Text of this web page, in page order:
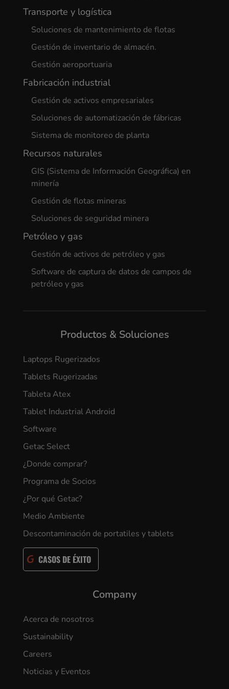
Transporte y logística
Soluciones de mantenimiento de flotas
Gestión de inventario de almacén.
Gestión aeroportuaria
Fabricación industrial
Gestión de activos empresariales
Soluciones de automatización de fábricas
Sistema de monitoreo de planta
Recursos naturales
GIS (Sistema de Información Geográfica) en
minería
Gestión de flotas mineras
Soluciones de seguridad minera
Petróleo y gas
Gestión de activos de petróleo y gas
Software de captura de datos de campos de
petróleo y gas
Productos & Soluciones
Laptops Rugerizados
Tablets Rugerizadas
Tableta Atex
Tablet Industrial Android
Software
Getac Select
¿Donde comprar?
Programa de Socios
¿Por qué Getac?
Medio Ambiente
Descontaminación de portatiles y tablets
CASOS DE ÉXITO
Company
Acerca de nosotros
Sustainability
Careers
Noticias y Eventos